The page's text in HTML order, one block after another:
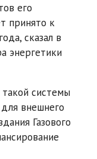
его
принято к
сказал в
энергетики
такой системы
внешнего
Газового